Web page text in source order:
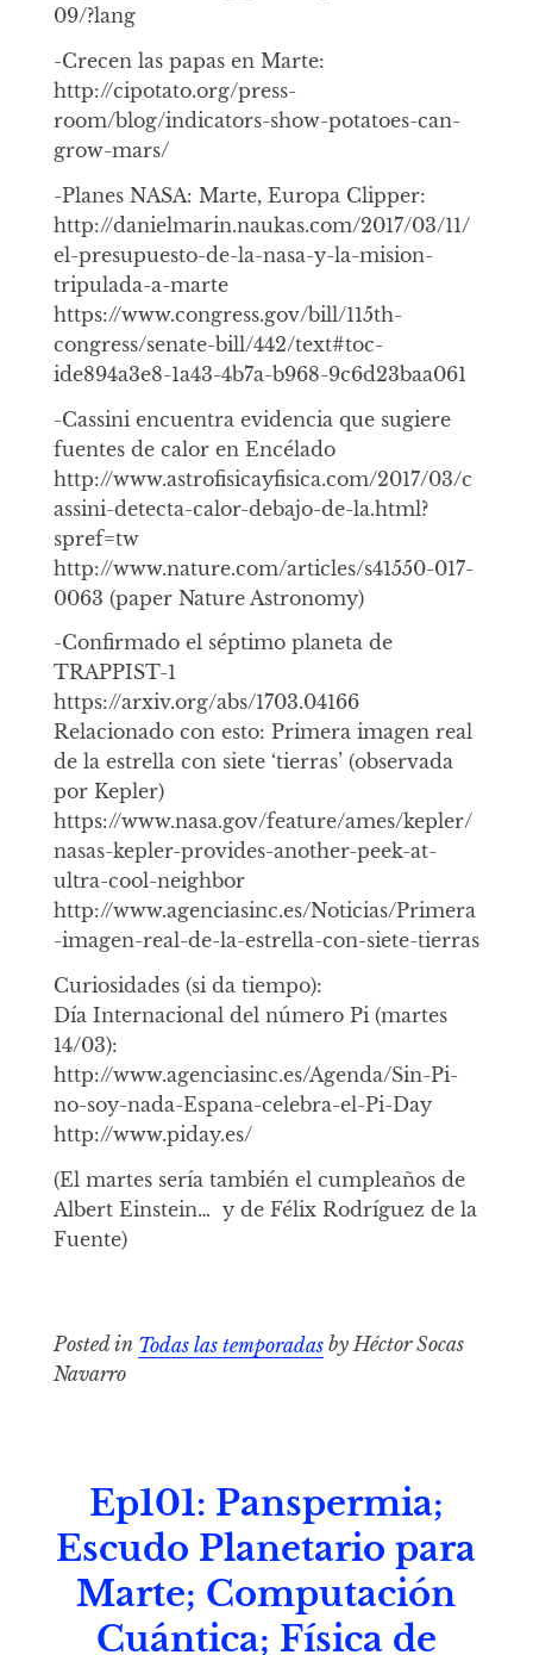
09/?lang
-Crecen las papas en Marte:
http://cipotato.org/press-
room/blog/indicators-show-potatoes-can-
grow-mars/
-Planes NASA: Marte, Europa Clipper:
http://danielmarin.naukas.com/2017/03/11/
el-presupuesto-de-la-nasa-y-la-mision-
tripulada-a-marte
https://www.congress.gov/bill/115th-
congress/senate-bill/442/text#toc-
ide894a3e8-1a43-4b7a-b968-9c6d23baa061
-Cassini encuentra evidencia que sugiere
fuentes de calor en Encélado
http://www.astrofisicayfisica.com/2017/03/c
assini-detecta-calor-debajo-de-la.html?
spref=tw
http://www.nature.com/articles/s41550-017-
0063 (paper Nature Astronomy)
-Confirmado el séptimo planeta de
TRAPPIST-1
https://arxiv.org/abs/1703.04166
Relacionado con esto: Primera imagen real
de la estrella con siete ‘tierras’ (observada
por Kepler)
https://www.nasa.gov/feature/ames/kepler/
nasas-kepler-provides-another-peek-at-
ultra-cool-neighbor
http://www.agenciasinc.es/Noticias/Primera
-imagen-real-de-la-estrella-con-siete-tierras
Curiosidades (si da tiempo):
Día Internacional del número Pi (martes
14/03):
http://www.agenciasinc.es/Agenda/Sin-Pi-
no-soy-nada-Espana-celebra-el-Pi-Day
http://www.piday.es/
(El martes sería también el cumpleaños de
Albert Einstein… y de Félix Rodríguez de la
Fuente)
Posted in Todas las temporadasby Héctor Socas
Navarro
Ep101: Panspermia;
Escudo Planetario para
Marte; Computación
Cuántica; Física de